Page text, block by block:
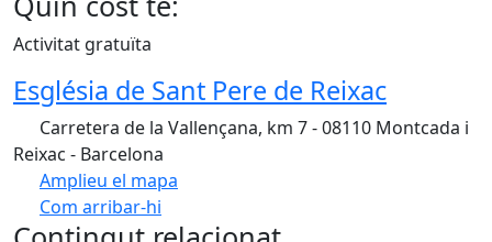
Activitat gratuïta
Església de Sant Pere de Reixac
Carretera de la Vallençana, km 7 - 08110 Montcada i
Reixac - Barcelona
Amplieu el mapa
Com arribar-hi